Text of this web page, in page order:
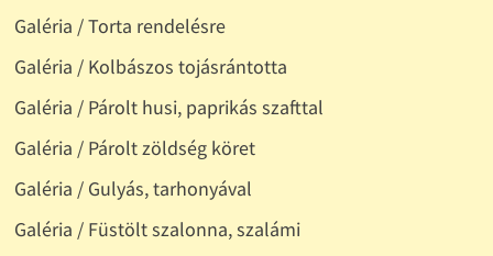
Galéria / Torta rendelésre
Galéria / Kolbászos tojásrántotta
Galéria / Párolt husi, paprikás szafttal
Galéria / Párolt zöldség köret
Galéria / Gulyás, tarhonyával
Galéria / Füstölt szalonna, szalámi